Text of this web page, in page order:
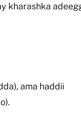
kharashka
ama haddii